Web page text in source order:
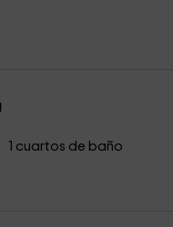
1 cuartos de baño